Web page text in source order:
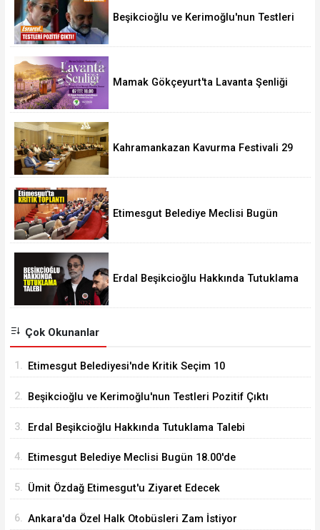
Beşikcioğlu ve Kerimoğlu'nun Testleri
Mamak Gökçeyurt'ta Lavanta Şenliği
Kahramankazan Kavurma Festivali 29
Etimesgut Belediye Meclisi Bugün
Erdal Beşikcioğlu Hakkında Tutuklama
Çok Okunanlar
1. Etimesgut Belediyesi'nde Kritik Seçim 10
2. Beşikcioğlu ve Kerimoğlu'nun Testleri Pozitif Çıktı
3. Erdal Beşikcioğlu Hakkında Tutuklama Talebi
4. Etimesgut Belediye Meclisi Bugün 18.00'de
5. Ümit Özdağ Etimesgut'u Ziyaret Edecek
6. Ankara'da Özel Halk Otobüsleri Zam İstiyor